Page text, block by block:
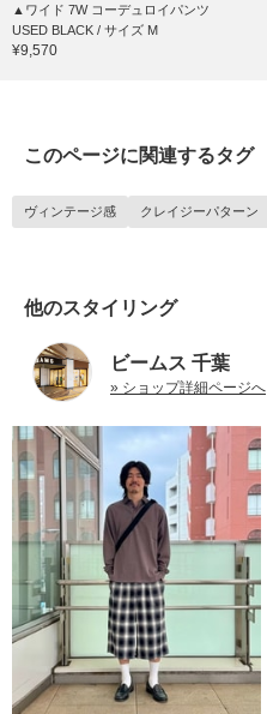
▲ワイド 7W コーデュロイパンツ
USED BLACK / サイズ M
¥9,570
このページに関連するタグ
ヴィンテージ感 クレイジーパターン
他のスタイリング
ビームス 千葉
» ショップ詳細ページへ